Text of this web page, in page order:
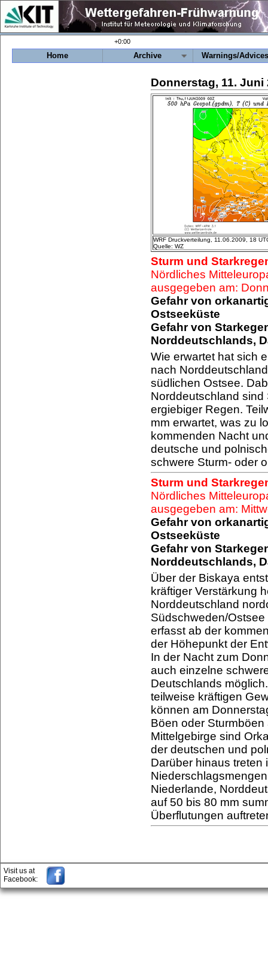
+0:00
Home Archive Warnings/
Donnerstag, 11. Juni
WRF Druckverteilung, 11.06.2009, 18
Quelle: WZ
Sturm und
Nördliches
ausgegeben am:
Gefahr von
Ostseeküste
Gefahr von
Norddeutschlands,
Wie erwartet hat sich
nach
südlichen Ostsee.
Norddeutschland sind
ergiebiger Regen.
mm erwartet, was zu
kommenden Nacht
deutsche und
schwere Sturm- oder
Sturm und
Nördliches
ausgegeben am:
Gefahr von
Ostseeküste
Gefahr von
Norddeutschlands,
Über der Biskaya
kräftiger Verstärkung
Norddeutschland
Südschweden/
erfasst ab der
der Höhepunkt der
In der Nacht zum
auch einzelne
Deutschlands
teilweise kräftigen
können am
Böen oder
Mittelgebirge sind
der deutschen und
Darüber hinaus treten
Niederlande,
auf 50 bis 80 mm
Überflutungen
Visit us at
Facebook: